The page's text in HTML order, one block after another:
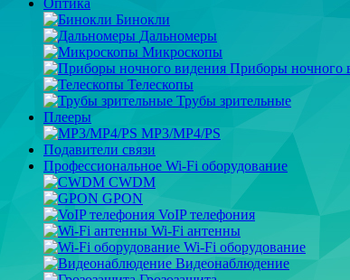
Оптика
Бинокли
Дальномеры
Микроскопы
Приборы ночного
Телескопы
Трубы зрительные
Плееры
MP3/MP4/PS
Подавители связи
Профессиональное Wi-Fi оборудование
CWDM
GPON
VoIP телефония
Wi-Fi антенны
Wi-Fi оборудование
Видеонаблюдение